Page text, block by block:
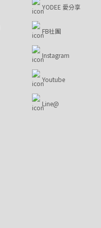
YODEE 愛分享
FB社團
Instagram
Youtube
Line@